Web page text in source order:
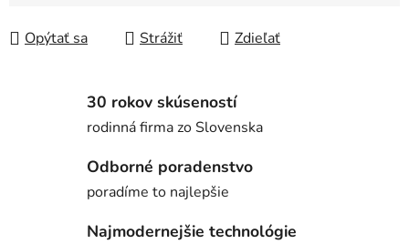
Opýtať sa Strážiť Zdieľať
30 rokov skúseností
rodinná firma zo Slovenska
Odborné poradenstvo
poradíme to najlepšie
Najmodernejšie technológie